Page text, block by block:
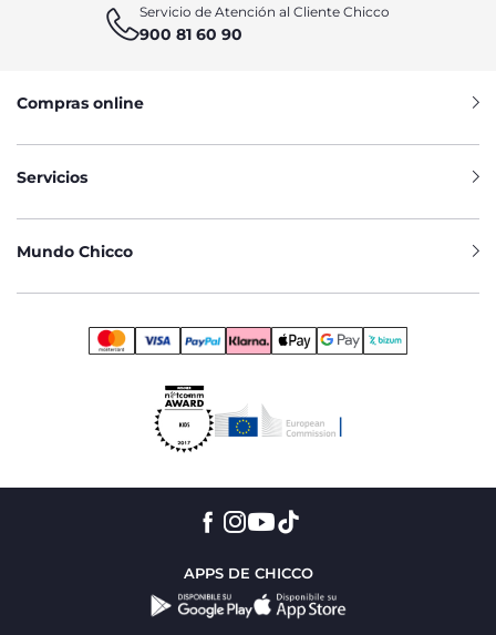
Servicio de Atención al Cliente Chicco
900 81 60 90
Compras online
Servicios
Mundo Chicco
APPS DE CHICCO